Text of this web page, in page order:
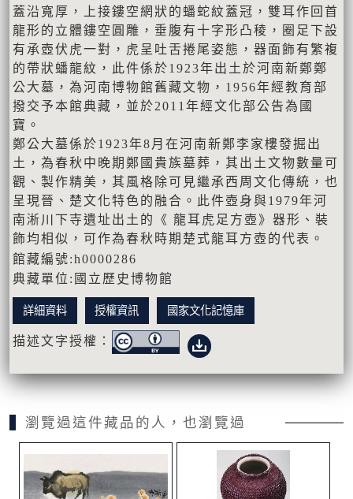
蓋沿寬厚，上接鏤空網狀的蟠蛇紋蓋冠，雙耳作回首
龍形的立體鏤空圓雕，垂腹有十字形凸稜，圈足下設
有承壺伏虎一對，虎呈吐舌捲尾姿態，器面飾有繁複
的帶狀蟠龍紋，此件係於1923年出土於河南新鄭鄭
公大墓，為河南博物館舊藏文物，1956年經教育部
撥交予本館典藏，並於2011年經文化部公告為國
寶。
鄭公大墓係於1923年8月在河南新鄭李家樓發掘出
土，為春秋中晚期鄭國貴族墓葬，其出土文物數量可
觀、製作精美，其風格除可見繼承西周文化傳統，也
呈現晉、楚文化特色的融合。此件壺身與1979年河
南淅川下寺遺址出土的《 龍耳虎足方壺》器形、裝
飾均相似，可作為春秋時期楚式龍耳方壺的代表。
館藏編號:h0000286
典藏單位:國立歷史博物館
詳細資料 授權資訊 國家文化記憶庫
描述文字授權：
瀏覽過這件藏品的人，也瀏覽過